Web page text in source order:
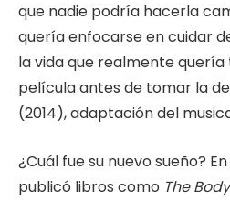
que nadie podría hacerla
quería enfocarse en cuidar
la vida que realmente quería
película antes de tomar la
(2014), adaptación del
¿Cuál fue su nuevo sueño?
publicó libros como The